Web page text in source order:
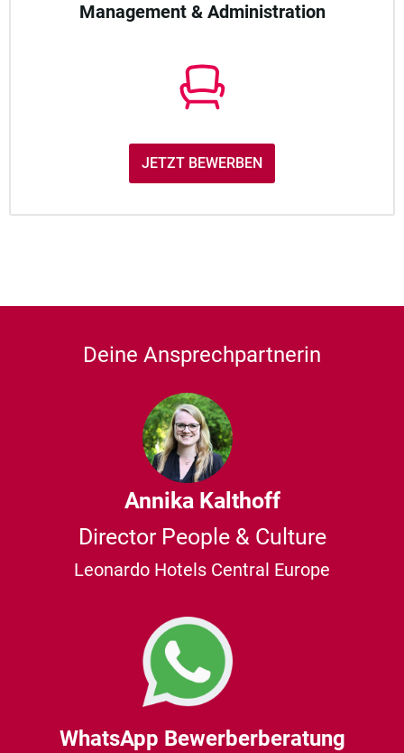
Management & Administration
JETZT BEWERBEN
Deine Ansprechpartnerin
Annika Kalthoff
Director People & Culture
Leonardo Hotels Central Europe
WhatsApp Bewerberberatung